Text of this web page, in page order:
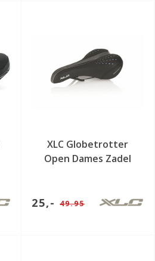
XLC Globetrotter
Open Dames Zadel
25,- 49.95